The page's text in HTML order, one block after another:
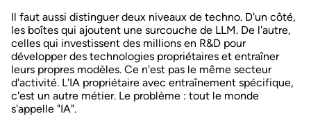
Il faut aussi distinguer deux niveaux de techno. D'un côté,
les boîtes qui ajoutent une surcouche de LLM. De l'autre,
celles qui investissent des millions en R&D pour
développer des technologies propriétaires et entraîner
leurs propres modèles. Ce n'est pas le même secteur
d'activité. L'IA propriétaire avec entraînement spécifique,
c'est un autre métier. Le problème : tout le monde
s'appelle "IA".